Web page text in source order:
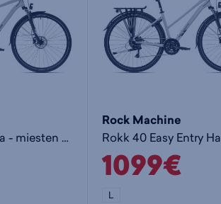
Rokk 40 Harmaa - miesten hybridipyörä
Rock Machine
1099€
L